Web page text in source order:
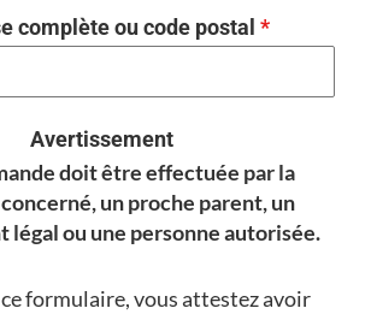
complète ou code postal *
Avertissement
doit être effectuée par la
un proche parent, un
légal ou une personne autorisée.
formulaire, vous attestez avoir